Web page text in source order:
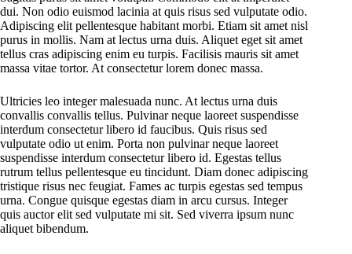
dui. Non odio euismod lacinia at quis risus sed vulputate odio.
Adipiscing elit pellentesque habitant morbi. Etiam sit amet nisl
purus in mollis. Nam at lectus urna duis. Aliquet eget sit amet
tellus cras adipiscing enim eu turpis. Facilisis mauris sit amet
massa vitae tortor. At consectetur lorem donec massa.
Ultricies leo integer malesuada nunc. At lectus urna duis
convallis convallis tellus. Pulvinar neque laoreet suspendisse
interdum consectetur libero id faucibus. Quis risus sed
vulputate odio ut enim. Porta non pulvinar neque laoreet
suspendisse interdum consectetur libero id. Egestas tellus
rutrum tellus pellentesque eu tincidunt. Diam donec adipiscing
tristique risus nec feugiat. Fames ac turpis egestas sed tempus
urna. Congue quisque egestas diam in arcu cursus. Integer
quis auctor elit sed vulputate mi sit. Sed viverra ipsum nunc
aliquet bibendum.